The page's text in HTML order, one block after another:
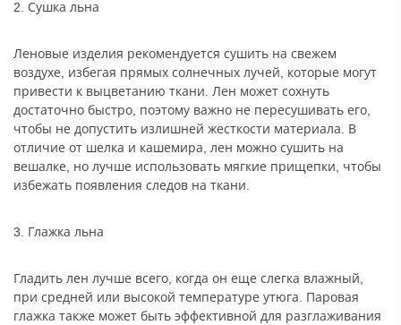
2. Сушка льна
Леновые изделия рекомендуется сушить на свежем
воздухе, избегая прямых солнечных лучей, которые могут
привести к выцветанию ткани. Лен может сохнуть
достаточно быстро, поэтому важно не пересушивать его,
чтобы не допустить излишней жесткости материала. В
отличие от шелка и кашемира, лен можно сушить на
вешалке, но лучше использовать мягкие прищепки, чтобы
избежать появления следов на ткани.
3. Глажка льна
Гладить лен лучше всего, когда он еще слегка влажный,
при средней или высокой температуре утюга. Паровая
глажка также может быть эффективной для разглаживания